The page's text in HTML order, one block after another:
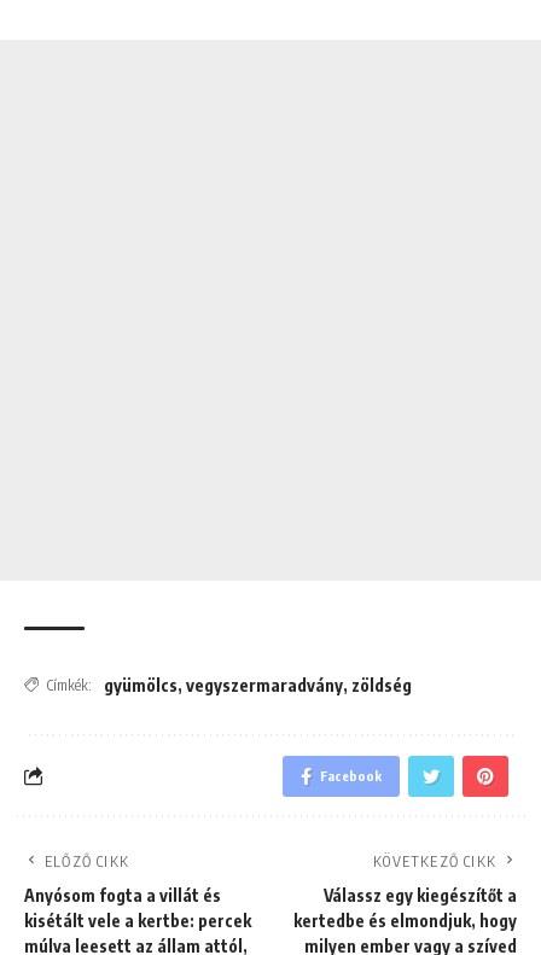
Címkék: gyümölcs, vegyszermaradvány, zöldség
Facebook
ELŐZŐ CIKK
Anyósom fogta a villát és
kisétált vele a kertbe: percek
múlva leesett az állam attól,
KÖVETKEZŐ CIKK
Válassz egy kiegészítőt a
kertedbe és elmondjuk, hogy
milyen ember vagy a szíved